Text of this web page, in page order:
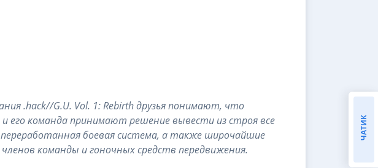
.hack//G.U. Vol. 1: Rebirth друзья понимают, что
и его команда принимают решение вывести из строя все
боевая система, а также широчайшие
команды и гоночных средств передвижения.
ЧАТИК